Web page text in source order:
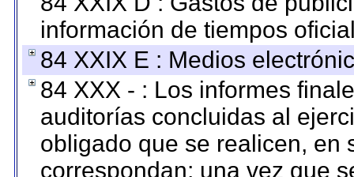
información de tiempos
84 XXIX E : Medios
84 XXX - : Los informes
auditorías concluidas al
obligado que se realicen, en
correspondan; una vez que